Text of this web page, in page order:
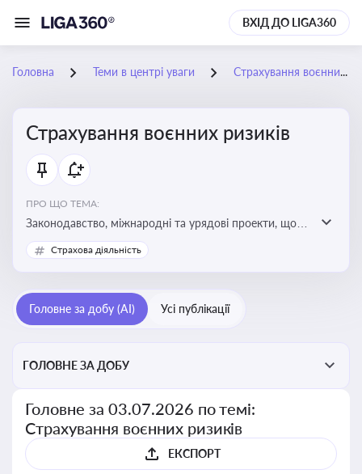
ВХІД ДО LIGA360
Головна Теми в центрі уваги Страхування воєнних ризиків
Страхування воєнних ризиків
ПРО ЩО ТЕМА:
Законодавство, міжнародні та урядові проекти, що
визначають та знижують воєнні ризики для власників
майна, боржників та кредиторів
Страхова діяльність
Головне за добу (AI) Усі публікації
ГОЛОВНЕ ЗА ДОБУ
Головне за 03.07.2026 по темі:
Страхування воєнних ризиків
ЕКСПОРТ